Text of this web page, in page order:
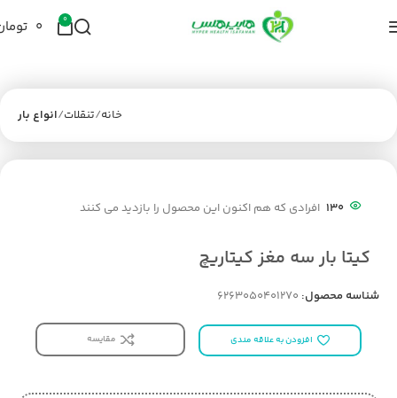
0 ۰
خانه تنقلات انواع بار
130 افرادی که هم اکنون این محصول را بازدید می کنند
کیتا بار سه مغز کیتاریچ
شناسه محصول: 6263050401270
افزودن به علاقه مندی مقایسه